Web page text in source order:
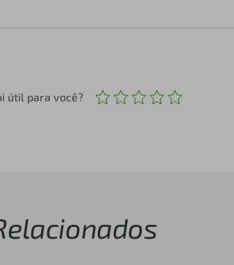
útil para você?